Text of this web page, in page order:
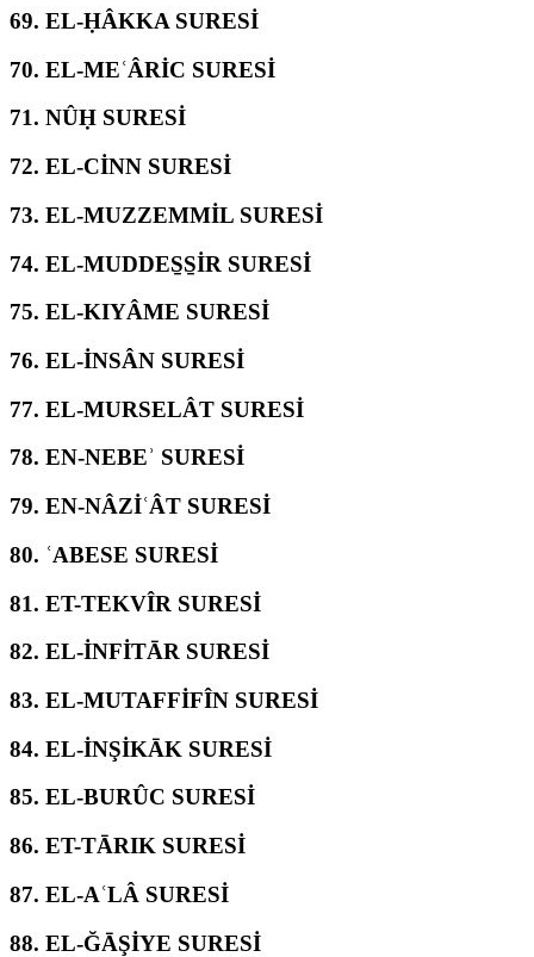
69. EL-ḤÂKKA SURESİ
70. EL-MEʿÂRİC SURESİ
71. NÛḤ SURESİ
72. EL-CİNN SURESİ
73. EL-MUZZEMMİL SURESİ
74. EL-MUDDES̱S̱İR SURESİ
75. EL-KIYÂME SURESİ
76. EL-İNSÂN SURESİ
77. EL-MURSELÂT SURESİ
78. EN-NEBEʾ SURESİ
79. EN-NÂZİʿÂT SURESİ
80. ʿABESE SURESİ
81. ET-TEKVÎR SURESİ
82. EL-İNFİTĀR SURESİ
83. EL-MUTAFFİFÎN SURESİ
84. EL-İNŞİKĀK SURESİ
85. EL-BURÛC SURESİ
86. ET-TĀRIK SURESİ
87. EL-AʿLÂ SURESİ
88. EL-ĞĀŞİYE SURESİ